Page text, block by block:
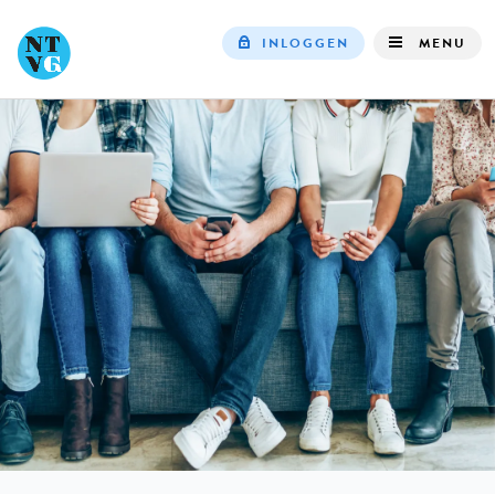
navigation
INLOGGEN MENU